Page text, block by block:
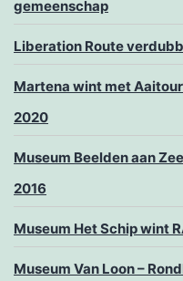
gemeenschap
Liberation Route
Martena wint met
2020
Museum Beelden aan
2016
Museum Het Schip wint
Museum Van Loon –